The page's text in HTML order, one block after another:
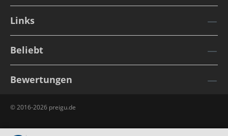
Links
Beliebt
Bewertungen
© 2016-2026 preigu.de